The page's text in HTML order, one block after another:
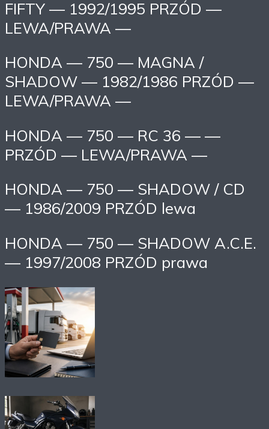
FIFTY — 1992/1995 PRZÓD —
LEWA/PRAWA —
HONDA — 750 — MAGNA /
SHADOW — 1982/1986 PRZÓD —
LEWA/PRAWA —
HONDA — 750 — RC 36 — —
PRZÓD — LEWA/PRAWA —
HONDA — 750 — SHADOW / CD
— 1986/2009 PRZÓD lewa
HONDA — 750 — SHADOW A.C.E.
— 1997/2008 PRZÓD prawa